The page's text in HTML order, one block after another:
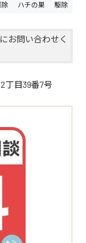
ハチの巣 駆除
お問い合わせく
丁目39番7号